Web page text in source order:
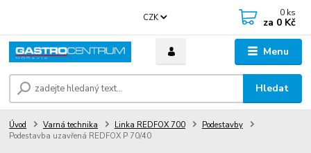
Menu
CZK
Hledat
0 ks
za 0 Kč
Úvod Varná technika Linka REDFOX 700
Podestavby
Podestavba uzavřená REDFOX P 70/40